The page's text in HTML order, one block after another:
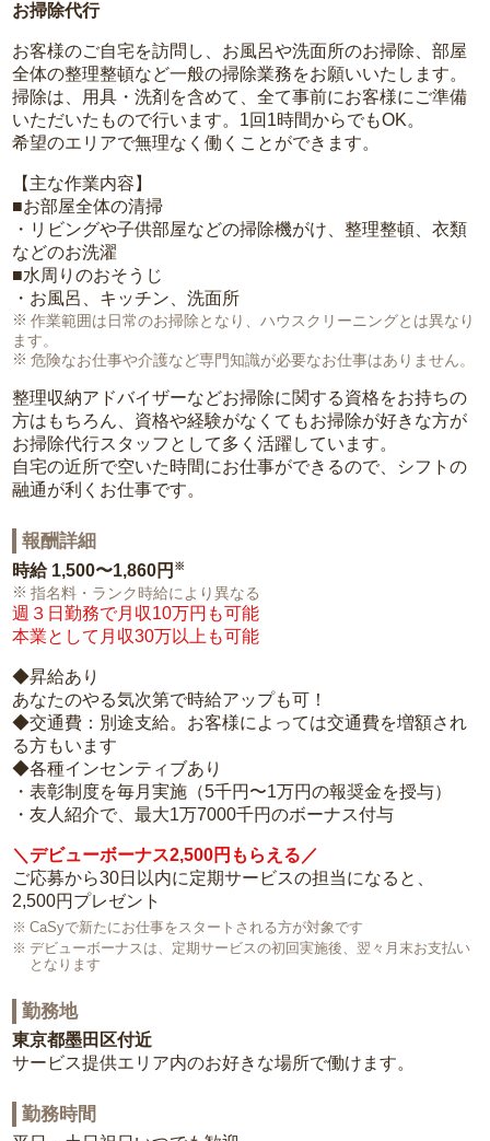
お掃除代行
お客様のご自宅を訪問し、お風呂や洗面所のお掃除、部屋
全体の整理整頓など一般の掃除業務をお願いいたします。
掃除は、用具・洗剤を含めて、全て事前にお客様にご準備
いただいたもので行います。1回1時間からでもOK。
希望のエリアで無理なく働くことができます。
【主な作業内容】
■お部屋全体の清掃
・リビングや子供部屋などの掃除機がけ、整理整頓、衣類
などのお洗濯
■水周りのおそうじ
・お風呂、キッチン、洗面所
作業範囲は日常のお掃除となり、ハウスクリーニングとは異なり
ます。
危険なお仕事や介護など専門知識が必要なお仕事はありません。
整理収納アドバイザーなどお掃除に関する資格をお持ちの
方はもちろん、資格や経験がなくてもお掃除が好きな方が
お掃除代行スタッフとして多く活躍しています。
自宅の近所で空いた時間にお仕事ができるので、シフトの
融通が利くお仕事です。
報酬詳細
時給 1,500〜1,860円 ※
指名料・ランク時給により異なる
週３日勤務で月収10万円も可能
本業として月収30万以上も可能
◆昇給あり
あなたのやる気次第で時給アップも可！
◆交通費：別途支給。お客様によっては交通費を増額され
る方もいます
◆各種インセンティブあり
・表彰制度を毎月実施（5千円〜1万円の報奨金を授与）
・友人紹介で、最大1万7000千円のボーナス付与
＼デビューボーナス2,500円もらえる／
ご応募から30日以内に定期サービスの担当になると、
2,500円プレゼント
CaSyで新たにお仕事をスタートされる方が対象です
デビューボーナスは、定期サービスの初回実施後、翌々月末お支払い
となります
勤務地
東京都墨田区付近
サービス提供エリア内のお好きな場所で働けます。
勤務時間